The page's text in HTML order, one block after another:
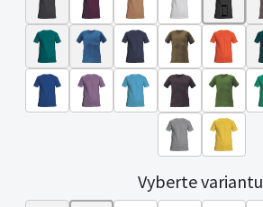
Vyberte